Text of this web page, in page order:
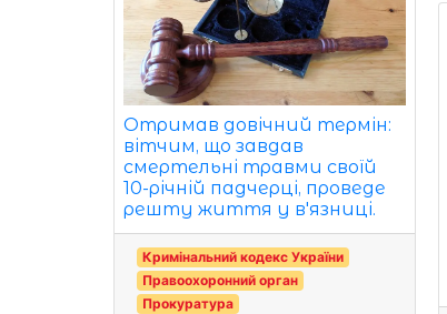
Отримав довічний термін:
вітчим, що завдав
смертельні травми своїй
10-річній падчерці, проведе
решту життя у в'язниці.
Кримінальний кодекс України
Правоохоронний орган
Прокуратура